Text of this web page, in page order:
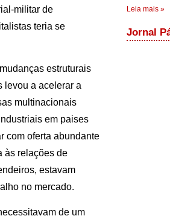
militar de
teria se
estruturais
levou a acelerar a
multinacionais
em paises
com oferta abundante
às relações de
estavam
no mercado.
de um
Leia mais »
Jornal